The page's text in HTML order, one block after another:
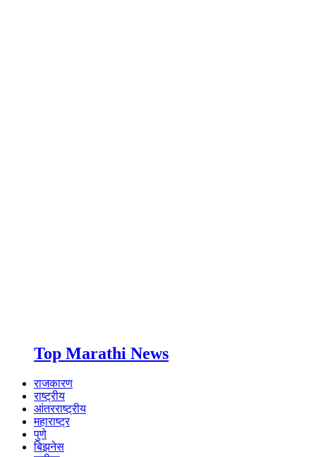
Top Marathi News
राजकारण
राष्ट्रीय
आंतरराष्ट्रीय
महाराष्ट्र
पुणे
बिझनेस